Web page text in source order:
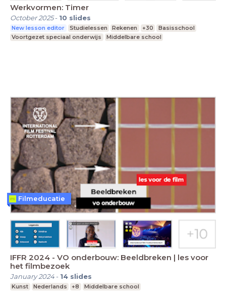
Werkvormen: Timer
October 2025- 10 slides
New lesson editor Studielessen Rekenen +30
Basisschool
Voortgezet speciaal onderwijs
Middelbare school
IFFR 2024 - VO onderbouw: Beeldbreken | les voor
het filmbezoek
January 2024- 14 slides
Kunst Nederlands +8
Middelbare school
Filmeducatie